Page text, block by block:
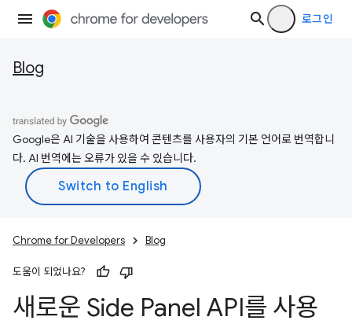
로그인
Blog
Google은 AI 기술을 사용하여 콘텐츠를 사용자의 기본 언어로 번역합니
다. AI 번역에는 오류가 있을 수 있습니다.
Chrome for Developers Blog
도움이 되었나요?
새로운 Side Panel API를 사용